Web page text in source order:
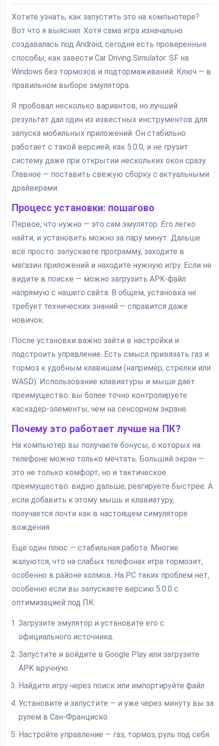
Хотите узнать, как запустить это на компьютере?
Вот что я выяснил. Хотя сама игра изначально
создавалась под Android, сегодня есть проверенные
способы, как завести Car Driving Simulator: SF на
Windows без тормозов и подтормаживаний. Ключ — в
правильном выборе эмулятора.
Я пробовал несколько вариантов, но лучший
результат дал один из известных инструментов для
запуска мобильных приложений. Он стабильно
работает с такой версией, как 5.0.0, и не грузит
систему даже при открытии нескольких окон сразу.
Главное — поставить свежую сборку с актуальными
драйверами.
Процесс установки: пошагово
Первое, что нужно — это сам эмулятор. Его легко
найти, и установить можно за пару минут. Дальше
всё просто: запускаете программу, заходите в
магазин приложений и находите нужную игру. Если не
видите в поиске — можно загрузить APK-файл
напрямую с нашего сайта. В общем, установка не
требует технических знаний — справится даже
новичок.
После установки важно зайти в настройки и
подстроить управление. Есть смысл привязать газ и
тормоз к удобным клавишам (например, стрелки или
WASD). Использование клавиатуры и мыши даёт
преимущество: вы более точно контролируете
каскадер-элементы, чем на сенсорном экране.
Почему это работает лучше на ПК?
На компьютер вы получаете бонусы, о которых на
телефоне можно только мечтать. Больший экран —
это не только комфорт, но и тактическое
преимущество: видно дальше, реагируете быстрее. А
если добавить к этому мышь и клавиатуру,
получается почти как в настоящем симуляторе
вождения.
Ещё один плюс — стабильная работа. Многие
жалуются, что на слабых телефонах игра тормозит,
особенно в районе холмов. На PC таких проблем нет,
особенно если вы запускаете версию 5.0.0 с
оптимизацией под ПК.
Загрузите эмулятор и установите его с
официального источника.
Запустите и войдите в Google Play или загрузите
APK вручную.
Найдите игру через поиск или импортируйте файл.
Установите и запустите — и уже через минуту вы за
рулём в Сан-Франциско.
Настройте управление — газ, тормоз, руль под себя.